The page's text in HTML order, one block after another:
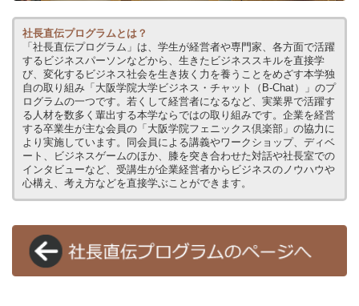
社長直伝プログラムとは？
「社長直伝プログラム」は、学生が経営者や専門家、各方面で活躍
するビジネスパーソンなどから、生きたビジネススキルを直接学
び、変化するビジネス社会を生き抜く力を養うことをめざす本学独
自の取り組み「大阪学院大学ビジネス・チャット（B-Chat）」のプ
ログラムの一つです。若くして経営者になるなど、実業界で活躍す
る人材を数多く輩出する本学ならではの取り組みです。企業を経営
する卒業生が主な会員の「大阪学院フェニックス倶楽部」の協力に
より実施しています。同会員による講義やワークショップ、ディベ
ート、ビジネスゲームのほか、膝を突き合わせた対話や社長室での
インタビューなど、受講生が企業経営者からビジネスのノウハウや
心構え、考え方などを直接学ぶことができます。